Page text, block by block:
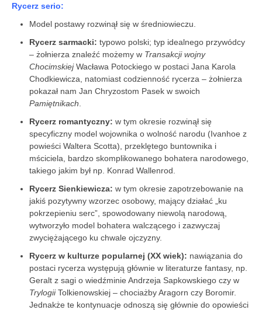
Rycerz serio:
Model postawy rozwinął się w średniowieczu.
Rycerz sarmacki: typowo polski; typ idealnego przywódcy
– żołnierza znaleźć możemy w Transakcji wojny
ChocimskiejWacława Potockiego w postaci Jana Karola
Chodkiewicza, natomiast codzienność rycerza – żołnierza
pokazał nam Jan Chryzostom Pasek w swoich
Pamiętnikach
Rycerz romantyczny: w tym okresie rozwinął się
specyficzny model wojownika o wolność narodu (Ivanhoe z
powieści Waltera Scotta), przeklętego buntownika i
mściciela, bardzo skomplikowanego bohatera narodowego,
takiego jakim był np. Konrad Wallenrod.
Rycerz Sienkiewicza: w tym okresie zapotrzebowanie na
jakiś pozytywny wzorzec osobowy, mający działać „ku
pokrzepieniu serc”, spowodowany niewolą narodową,
wytworzyło model bohatera walczącego i zazwyczaj
zwyciężającego ku chwale ojczyzny.
Rycerz w kulturze popularnej (XX wiek): nawiązania do
postaci rycerza występują głównie w literaturze fantasy, np.
Geralt z sagi o wiedźminie Andrzeja Sapkowskiego czy w
TrylogiiTolkienowskiej – chociażby Aragorn czy Boromir.
Jednakże te kontynuacje odnoszą się głównie do opowieści